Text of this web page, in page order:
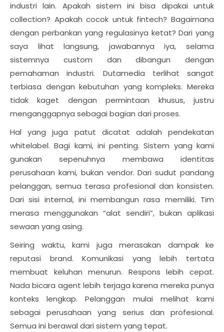
industri lain. Apakah sistem ini bisa dipakai untuk
collection? Apakah cocok untuk fintech? Bagaimana
dengan perbankan yang regulasinya ketat? Dari yang
saya lihat langsung, jawabannya iya, selama
sistemnya custom dan dibangun dengan
pemahaman industri. Dutamedia terlihat sangat
terbiasa dengan kebutuhan yang kompleks. Mereka
tidak kaget dengan permintaan khusus, justru
menganggapnya sebagai bagian dari proses.
Hal yang juga patut dicatat adalah pendekatan
whitelabel. Bagi kami, ini penting. Sistem yang kami
gunakan sepenuhnya membawa identitas
perusahaan kami, bukan vendor. Dari sudut pandang
pelanggan, semua terasa profesional dan konsisten.
Dari sisi internal, ini membangun rasa memiliki. Tim
merasa menggunakan “alat sendiri”, bukan aplikasi
sewaan yang asing.
Seiring waktu, kami juga merasakan dampak ke
reputasi brand. Komunikasi yang lebih tertata
membuat keluhan menurun. Respons lebih cepat.
Nada bicara agent lebih terjaga karena mereka punya
konteks lengkap. Pelanggan mulai melihat kami
sebagai perusahaan yang serius dan profesional.
Semua ini berawal dari sistem yang tepat.